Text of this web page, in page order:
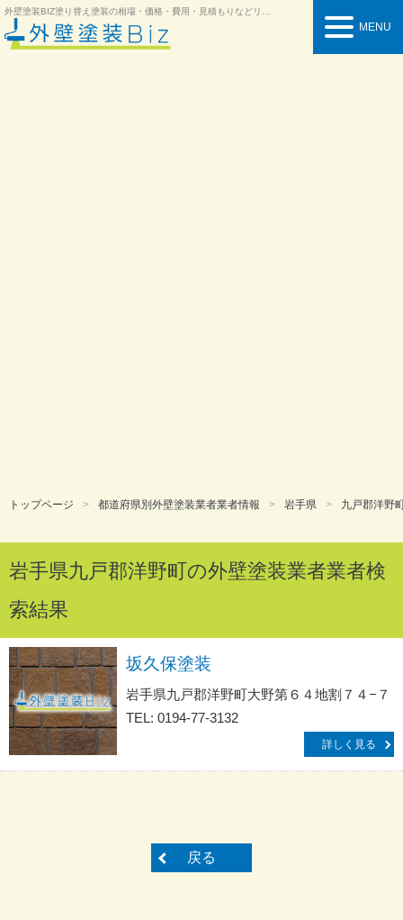
外壁塗装BIZ塗り替え塗装の相場・価格・費用・見積もりなどリフォーム情報を紹介
MENU
トップページ 都道府県別外壁塗装業者業者情報 岩手県 九戸郡洋野
岩手県九戸郡洋野町の外壁塗装業者業者検
索結果
坂久保塗装
岩手県九戸郡洋野町大野第６４地割７４−７
TEL: 0194-77-3132
詳しく見る
戻る